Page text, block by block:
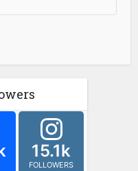
15.1k
FOLLOWERS